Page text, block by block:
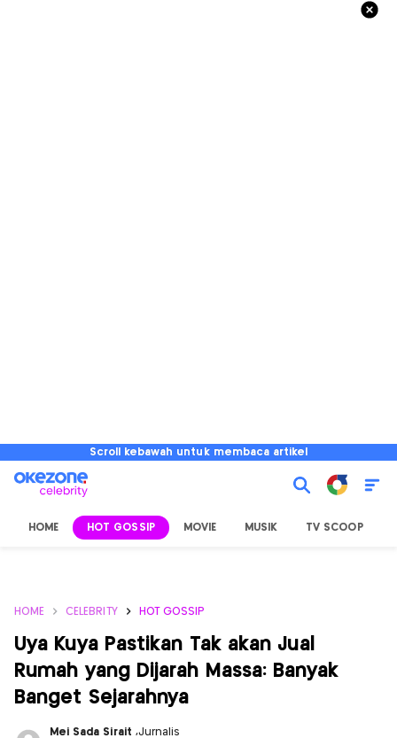
Scroll kebawah untuk membaca artikel
HOME HOT GOSSIP MOVIE MUSIK TV SCOOP
HOME CELEBRITY HOT GOSSIP
Uya Kuya Pastikan Tak akan Jual
Rumah yang Dijarah Massa: Banyak
Banget Sejarahnya
Mei Sada Sirait ,Jurnalis